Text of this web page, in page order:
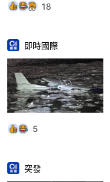
18
即時國際
5
突發